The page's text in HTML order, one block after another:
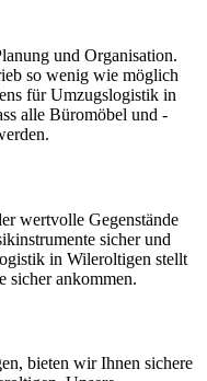
und Organisation.
so wenig wie möglich
für Umzugslogistik in
alle Büromöbel und -
wertvolle Gegenstände
sicher und
in Wileroltigen stellt
sicher ankommen.
bieten wir Ihnen sichere